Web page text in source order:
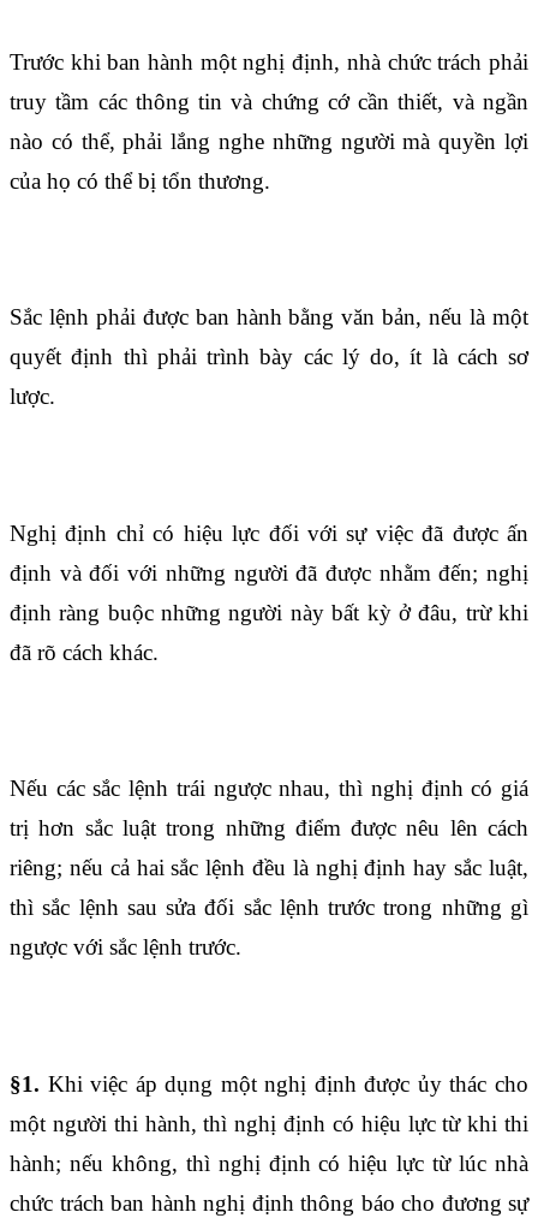
Trước khi ban hành một nghị định, nhà chức trách phải
truy tầm các thông tin và chứng cớ cần thiết, và ngần
nào có thể, phải lắng nghe những người mà quyền lợi
của họ có thể bị tổn thương.
Sắc lệnh phải được ban hành bằng văn bản, nếu là một
quyết định thì phải trình bày các lý do, ít là cách sơ
lược.
Nghị định chỉ có hiệu lực đối với sự việc đã được ấn
định và đối với những người đã được nhằm đến; nghị
định ràng buộc những người này bất kỳ ở đâu, trừ khi
đã rõ cách khác.
Nếu các sắc lệnh trái ngược nhau, thì nghị định có giá
trị hơn sắc luật trong những điểm được nêu lên cách
riêng; nếu cả hai sắc lệnh đều là nghị định hay sắc luật,
thì sắc lệnh sau sửa đối sắc lệnh trước trong những gì
ngược với sắc lệnh trước.
§1. Khi việc áp dụng một nghị định được ủy thác cho
một người thi hành, thì nghị định có hiệu lực từ khi thi
hành; nếu không, thì nghị định có hiệu lực từ lúc nhà
chức trách ban hành nghị định thông báo cho đương sự